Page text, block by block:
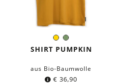
GelbOlivgrün
Farbe:
SHIRT PUMPKIN
aus Bio-Baumwolle
€ 36,90